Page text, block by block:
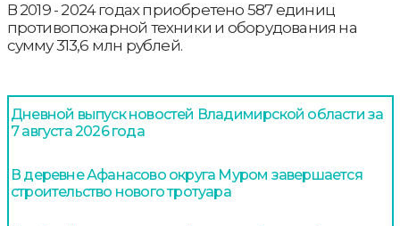
В 2019 - 2024 годах приобретено 587 единиц
противопожарной техники и оборудования на
сумму 313,6 млн рублей.
Дневной выпуск новостей Владимирской области за
7 августа 2026 года
В деревне Афанасово округа Муром завершается
строительство нового тротуара